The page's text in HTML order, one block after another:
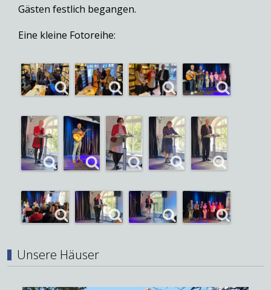
Gästen festlich begangen.
Eine kleine Fotoreihe:
Unsere Häuser